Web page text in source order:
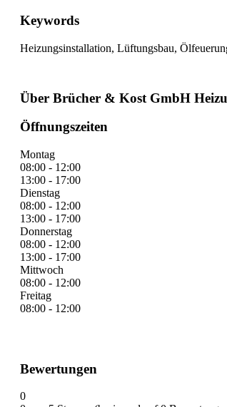
Keywords
Heizungsinstallation, Lüftungsbau,
Über Brücher & Kost GmbH
Öffnungszeiten
Montag
08:00 - 12:00
13:00 - 17:00
Dienstag
08:00 - 12:00
13:00 - 17:00
Donnerstag
08:00 - 12:00
13:00 - 17:00
Mittwoch
08:00 - 12:00
Freitag
08:00 - 12:00
Bewertungen
0